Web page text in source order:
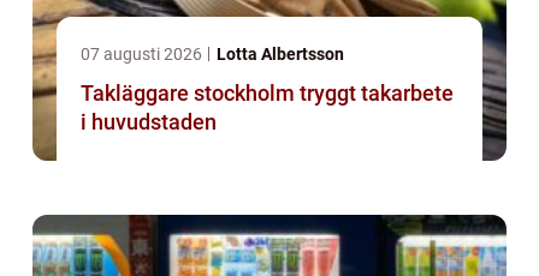
07 augusti 2026 Lotta Albertsson
Takläggare stockholm tryggt takarbete
i huvudstaden